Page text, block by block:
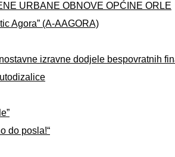
URBANE OBNOVE OPĆINE ORLE
Agora” (A-AAGORA)
izravne dodjele bespovratnih
do posla!“